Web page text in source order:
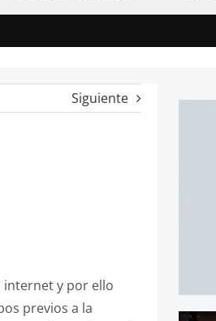
Siguiente
internet y por ello
previos a la